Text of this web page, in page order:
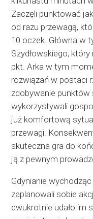
Zaczęli punktować
od razu przewagą,
10 oczek. Główna w
Szydłowskiego, który
pkt. Arka w tym
rozwiązań w postaci
zdobywanie punktów
wykorzystywali
już komfortową
przewagi.
skuteczna gra do
ją z pewnym
Gdynianie
zaplanowali sobie
dwukrotnie udało im